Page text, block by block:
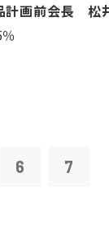
計画前会長 松
6 7